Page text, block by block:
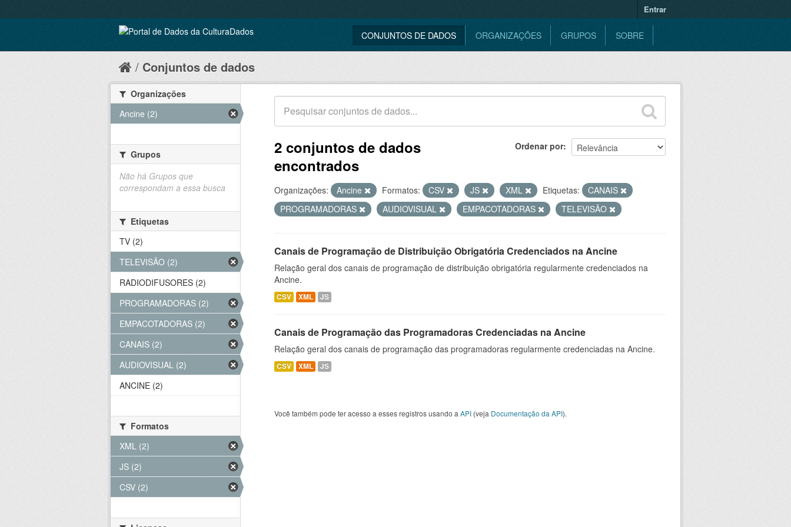
Entrar
CONJUNTOS DE DADOS ORGANIZAÇÕES GRUPOS SOBRE
Conjuntos de dados
Ordenar por
2 conjuntos de dados
encontrados
Organizações: Ancine Formatos: CSV JS XML Etiquetas:
CANAIS
PROGRAMADORAS
AUDIOVISUAL EMPACOTADORAS TELEVISÃO
Canais de Programação de Distribuição Obrigatória Credenciados na Ancine
Relação geral dos canais de programação de distribuição obrigatória regularmente credenciados na
Ancine.
CSV XML JS
Canais de Programação das Programadoras Credenciadas na Ancine
Relação geral dos canais de programação das programadoras regularmente credenciadas na Ancine.
CSV XML JS
Você também pode ter acesso a esses registros usando a API (veja Documentação da API).
Organizações
Ancine (2)
Grupos
Não há Grupos que
correspondam a essa busca
Etiquetas
TV (2)
TELEVISÃO (2)
RADIODIFUSORES (2)
PROGRAMADORAS (2)
EMPACOTADORAS (2)
CANAIS (2)
AUDIOVISUAL (2)
ANCINE (2)
Formatos
XML (2)
JS (2)
CSV (2)